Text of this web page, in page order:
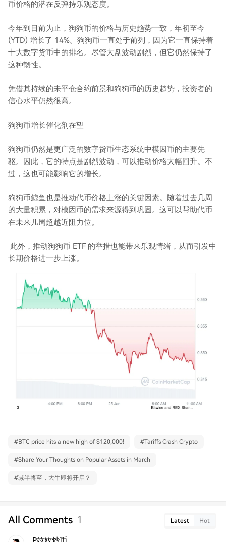
币价格的潜在反弹持乐观态度。
今年到目前为止，狗狗币的价格与历史趋势一致，年初至今
(YTD) 增长了 14%。狗狗币一直处于前列，因为它一直保持着
十大数字货币中的排名。尽管大盘波动剧烈，但它仍然保持了
这种韧性。
凭借其持续的未平仓合约前景和狗狗币的历史趋势，投资者的
信心水平仍然很高。
狗狗币增长催化剂在望
狗狗币仍然是更广泛的数字货币生态系统中模因币的主要先
驱。因此，它的特点是剧烈波动，可以推动价格大幅回升。不
过，这也可能影响它的增长。
狗狗币鲸鱼也是推动代币价格上涨的关键因素。随着过去几周
的大量积累，对模因币的需求来源得到巩固。这可以帮助代币
在未来几周超越近阻力位。
此外，推动狗狗币 ETF 的举措也能带来乐观情绪，从而引发中
长期价格进一步上涨。
#BTC price hits a new high of $120,000! #Tariffs Crash Crypto
#Share Your Thoughts on Popular Assets in March
#减半将至，大牛即将开启？
All Comments 1 Latest Hot